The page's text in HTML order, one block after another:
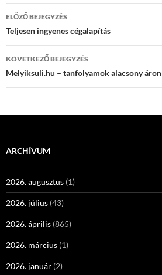
Bejegyzés
navigáció
ELŐZŐ BEJEGYZÉS
Teljesen ingyenes cégalapítás
KÖVETKEZŐ BEJEGYZÉS
Melyiksuli.hu – tanfolyamok alacsony áron
ARCHÍVUM
2026. augusztus (1)
2026. július (43)
2026. április (865)
2026. március (1)
2026. január (2)